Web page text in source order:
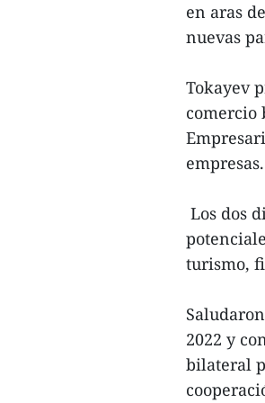
en aras
nuevas
Tokayev
comercio
empresas.
Los dos
turismo,
2022 y
bilateral